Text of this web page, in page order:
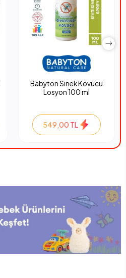
Babyton Sinek Kovucu
Losyon 100 ml
549,00 TL